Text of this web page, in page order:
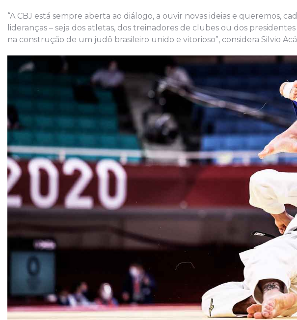
“A CBJ está sempre aberta ao diálogo, a ouvir novas ideias e queremos,
lideranças – seja dos atletas, dos treinadores de clubes ou dos
na construção de um judô brasileiro unido e vitorioso”, considera Silvio